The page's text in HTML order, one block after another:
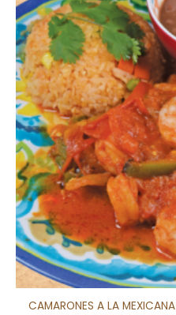
CAMARONES A LA MEXICANA